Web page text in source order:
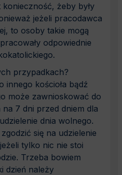
konieczność, żeby były
jeżeli pracodawca
to osoby takie mogą
odpowiednie
przypadkach?
innego kościoła bądź
może zawnioskować do
7 dni przed dniem dla
dnia wolnego.
się na udzielenie
tylko nic nie stoi
Trzeba bowiem
dzień należy